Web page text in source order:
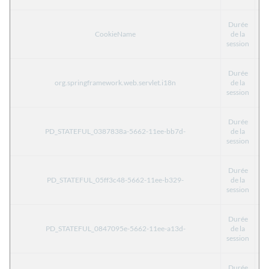
CookieName
Durée
de la
session
org.springframework.web.servlet.i18n
Durée
de la
session
PD_STATEFUL_0387838a-5662-11ee-bb7d-
Durée
de la
session
PD_STATEFUL_05ff3c48-5662-11ee-b329-
Durée
de la
session
PD_STATEFUL_0847095e-5662-11ee-a13d-
Durée
de la
session